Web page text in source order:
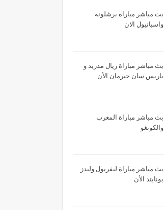
بث مباشر مباراة برشلونة
واسبانيول الان
بث مباشر مباراة ريال مدريد و
باريس سان جيرمان الأن
بث مباشر مباراة المغرب
والكونغو
بث مباشر مباراة ليفربول وليدز
يونايتد الأن